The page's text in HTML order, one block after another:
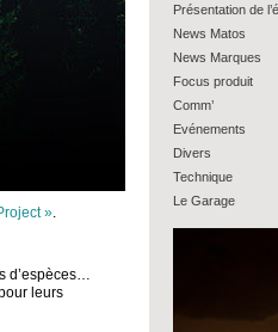
».
d’espèces…
leurs
Présentation de
News Matos
News Marques
Focus produit
Comm’
Evénements
Divers
Technique
Le Garage